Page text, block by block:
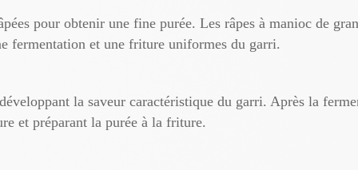
pour obtenir une fine purée. Les râpes à manioc de
fermentation et une friture uniformes du garri.
la saveur caractéristique du garri. Après la
et préparant la purée à la friture.